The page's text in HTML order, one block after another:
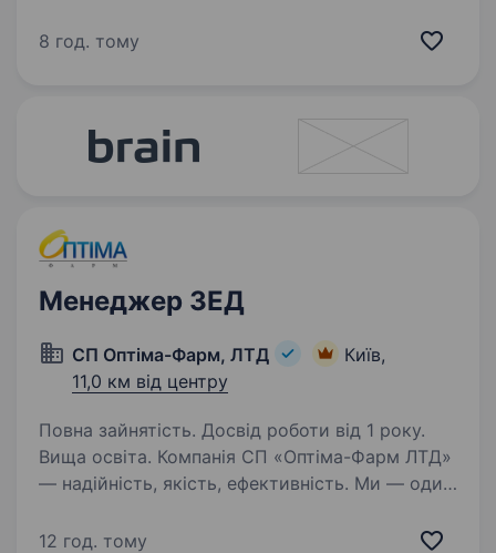
з питань транспортної логістики та роботи
8 год. тому
Менеджер ЗЕД
СП Оптіма-Фарм, ЛТД
Київ,
11,0 км від центру
Повна зайнятість. Досвід роботи від 1 року.
Вища освіта. Компанія СП «Оптіма-Фарм ЛТД»
— надійність, якість, ефективність. Ми — один
ринку України з понад 2500 працівниками,
12 год. тому